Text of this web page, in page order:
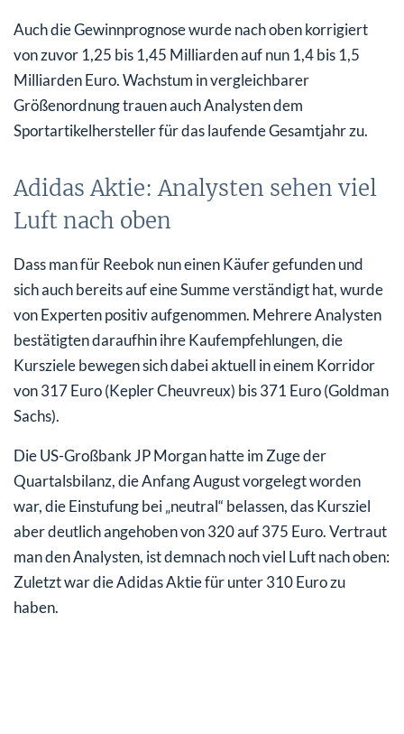
Auch die Gewinnprognose wurde nach oben korrigiert
von zuvor 1,25 bis 1,45 Milliarden auf nun 1,4 bis 1,5
Milliarden Euro. Wachstum in vergleichbarer
Größenordnung trauen auch Analysten dem
Sportartikelhersteller für das laufende Gesamtjahr zu.
Adidas Aktie: Analysten sehen viel
Luft nach oben
Dass man für Reebok nun einen Käufer gefunden und
sich auch bereits auf eine Summe verständigt hat, wurde
von Experten positiv aufgenommen. Mehrere Analysten
bestätigten daraufhin ihre Kaufempfehlungen, die
Kursziele bewegen sich dabei aktuell in einem Korridor
von 317 Euro (Kepler Cheuvreux) bis 371 Euro (Goldman
Sachs).
Die US-Großbank JP Morgan hatte im Zuge der
Quartalsbilanz, die Anfang August vorgelegt worden
war, die Einstufung bei „neutral“ belassen, das Kursziel
aber deutlich angehoben von 320 auf 375 Euro. Vertraut
man den Analysten, ist demnach noch viel Luft nach oben:
Zuletzt war die Adidas Aktie für unter 310 Euro zu
haben.